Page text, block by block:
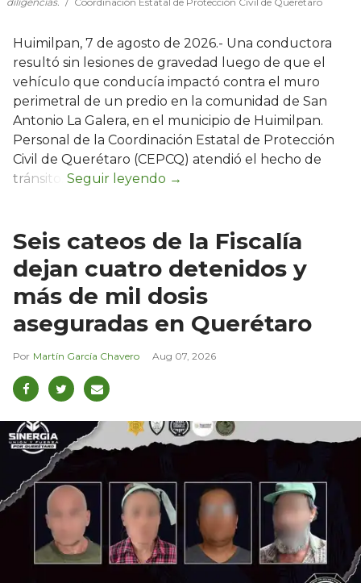
Huimilpan, 7 de agosto de 2026.- Una conductora
resultó sin lesiones de gravedad luego de que el
vehículo que conducía impactó contra el muro
perimetral de un predio en la comunidad de San
Antonio La Galera, en el municipio de Huimilpan.
Personal de la Coordinación Estatal de Protección
Civil de Querétaro (CEPCQ) atendió el hecho de
tránsito.
Seis cateos de la Fiscalía
dejan cuatro detenidos y
más de mil dosis
aseguradas en Querétaro
Martín García Chavero Aug 07, 2026